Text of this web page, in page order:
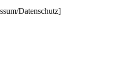
Datenschutz]